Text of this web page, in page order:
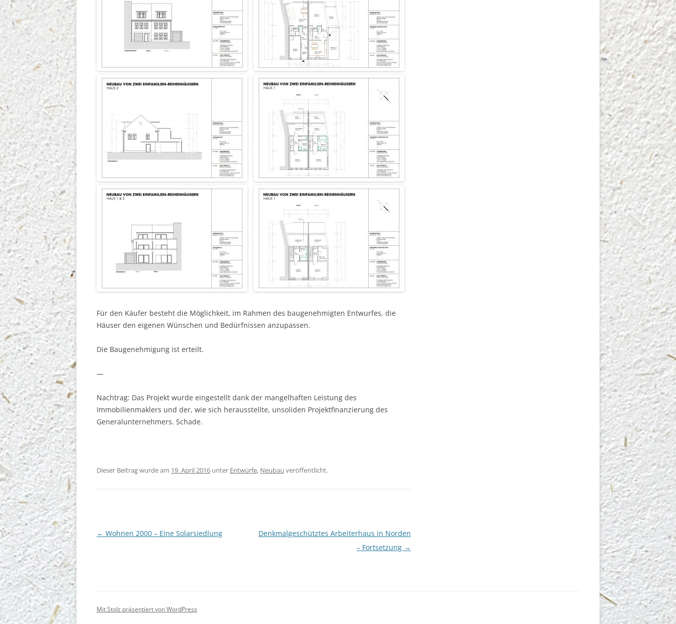
Für den Käufer besteht die Möglichkeit, im Rahmen des baugenehmigten Entwurfes, die
Häuser den eigenen Wünschen und Bedürfnissen anzupassen.
Die Baugenehmigung ist erteilt.
—
Nachtrag: Das Projekt wurde eingestellt dank der mangelhaften Leistung des
Immobilienmaklers und der, wie sich herausstellte, unsoliden Projektfinanzierung des
Generalunternehmers. Schade.
Dieser Beitrag wurde am 19. April 2016 unter Entwürfe, Neubau veröffentlicht.
Beitragsnavigation
← Wohnen 2000 – Eine Solarsiedlung
Denkmalgeschütztes Arbeiterhaus in Norden
– Fortsetzung →
Mit Stolz präsentiert von WordPress